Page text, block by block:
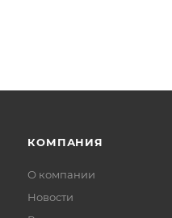
КОМПАНИЯ
О компании
Новости